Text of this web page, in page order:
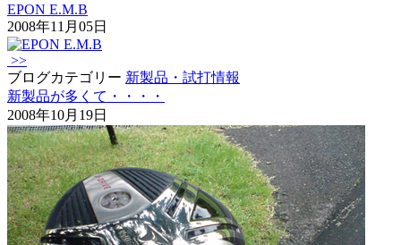
EPON E.M.B
2008年11月05日
>>
ブログカテゴリー 新製品・試打情報
新製品が多くて・・・・
2008年10月19日